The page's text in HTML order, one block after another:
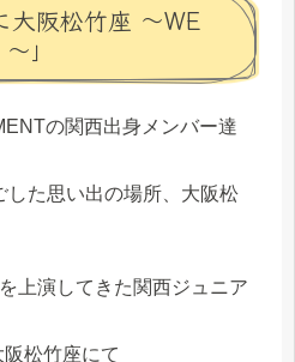
大阪松竹座 ～WE
」
の関西出身メンバー達
した思い出の場所、大阪松
上演してきた関西ジュニア
松竹座にて